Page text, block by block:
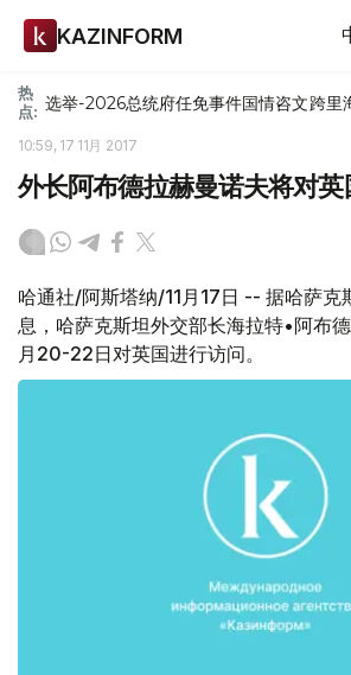
KAZINFORM
热
点: 选举-2026总统府任免事件国情咨文跨里
10:59, 17 11月 2017
外长阿布德拉赫曼诺夫将对英
哈通社/阿斯塔纳/11月17日 -- 据哈萨克
息，哈萨克斯坦外交部长海拉特•阿布
月20-22日对英国进行访问。